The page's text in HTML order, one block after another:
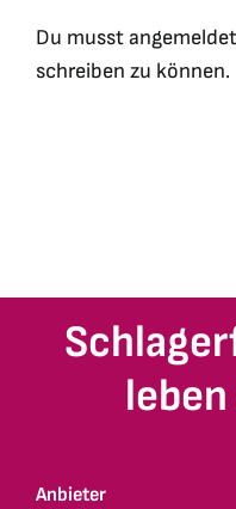
Du musstangemeldet
schreiben zu können.
Anbieter